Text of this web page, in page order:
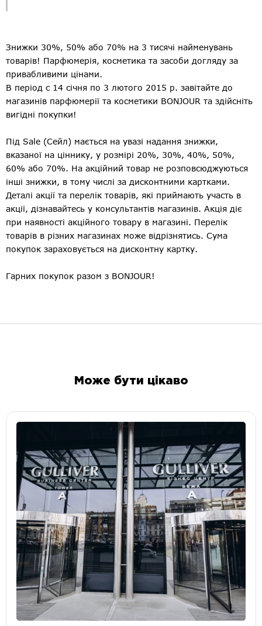
Знижки 30%, 50% або 70% на 3 тисячі найменувань
товарів! Парфюмерія, косметика та засоби догляду за
привабливими цінами.
В період с 14 січня по 3 лютого 2015 р. завітайте до
магазинів парфюмерії та косметики BONJOUR та здійсніть
вигідні покупки!
Під Sale (Сейл) мається на увазі надання знижки,
вказаної на ціннику, у розмірі 20%, 30%, 40%, 50%,
60% або 70%. На акційний товар не розповсюджуються
інші знижки, в тому числі за дисконтними картками.
Деталі акції та перелік товарів, які приймають участь в
акції, дізнавайтесь у консультантів магазинів. Акція діє
при наявності акційного товару в магазині. Перелік
товарів в різних магазинах може відрізнятись. Сума
покупок зараховується на дисконтну картку.
Гарних покупок разом з BONJOUR!
Може бути цікаво